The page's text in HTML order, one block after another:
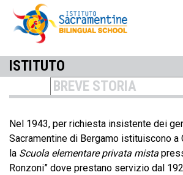
ISTITUTO
Nel 1943, per richiesta insistente dei
Sacramentine di Bergamo istituiscono a
la Scuola elementare privata mista
Ronzoni” dove prestano servizio dal